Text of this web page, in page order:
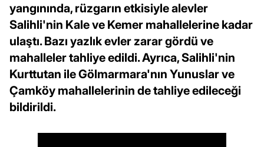
yangınında, rüzgarın etkisiyle alevler
Salihli'nin Kale ve Kemer mahallelerine kadar
ulaştı. Bazı yazlık evler zarar gördü ve
mahalleler tahliye edildi. Ayrıca, Salihli'nin
Kurttutan ile Gölmarmara'nın Yunuslar ve
Çamköy mahallelerinin de tahliye edileceği
bildirildi.